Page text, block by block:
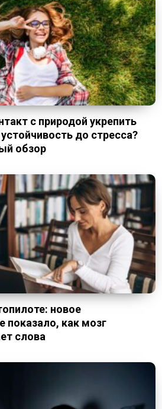
с природой укрепить
до стресса?
обзор
новое
показало, как мозг
слова